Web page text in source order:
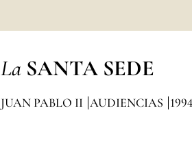
La SANTA SEDE
JUAN PABLO II AUDIENCIAS 1994